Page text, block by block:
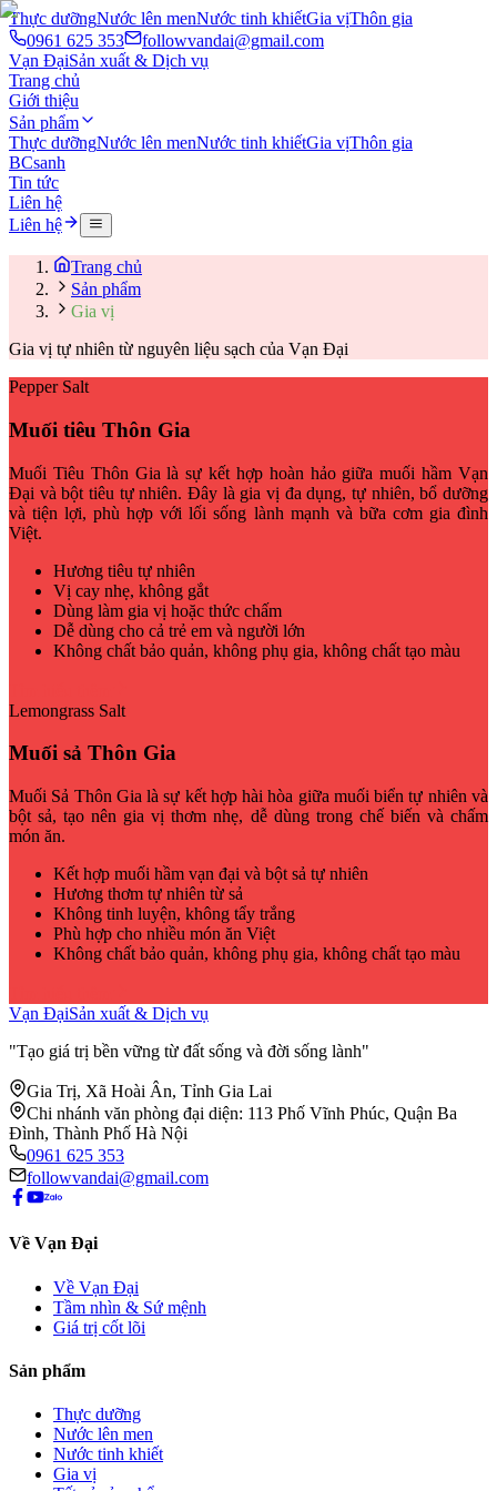
Thực dưỡngNước lên menNước tinh khiếtGia vịThôn gia
0961 625 353
followvandai@gmail.com
Vạn ĐạiSản xuất & Dịch vụ
Trang chủ
Giới thiệu
Sản phẩm
Thực dưỡngNước lên menNước tinh khiếtGia vịThôn gia
BCsanh
Tin tức
Liên hệ
Liên hệ
Trang chủ
Sản phẩm
Gia vị
Gia vị tự nhiên từ nguyên liệu sạch của Vạn Đại
Pepper Salt
Muối tiêu Thôn Gia
Muối Tiêu Thôn Gia là sự kết hợp hoàn hảo giữa muối hầm Vạn
Đại và bột tiêu tự nhiên. Đây là gia vị đa dụng, tự nhiên, bổ dưỡng
và tiện lợi, phù hợp với lối sống lành mạnh và bữa cơm gia đình
Việt.
Hương tiêu tự nhiên
Vị cay nhẹ, không gắt
Dùng làm gia vị hoặc thức chấm
Dễ dùng cho cả trẻ em và người lớn
Không chất bảo quản, không phụ gia, không chất tạo màu
Lemongrass Salt
Muối sả Thôn Gia
Muối Sả Thôn Gia là sự kết hợp hài hòa giữa muối biển tự nhiên và
bột sả, tạo nên gia vị thơm nhẹ, dễ dùng trong chế biến và chấm
món ăn.
Kết hợp muối hầm vạn đại và bột sả tự nhiên
Hương thơm tự nhiên từ sả
Không tinh luyện, không tẩy trắng
Phù hợp cho nhiều món ăn Việt
Không chất bảo quản, không phụ gia, không chất tạo màu
Vạn ĐạiSản xuất & Dịch vụ
"Tạo giá trị bền vững từ đất sống và đời sống lành"
Gia Trị, Xã Hoài Ân, Tỉnh Gia Lai
Chi nhánh văn phòng đại diện: 113 Phố Vĩnh Phúc, Quận Ba
Đình, Thành Phố Hà Nội
0961 625 353
followvandai@gmail.com
Về Vạn Đại
Về Vạn Đại
Tầm nhìn & Sứ mệnh
Giá trị cốt lõi
Sản phẩm
Thực dưỡng
Nước lên men
Nước tinh khiết
Gia vị